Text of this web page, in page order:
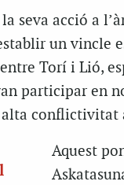
seva acció a
un vincle
Torí i Lió,
participar en
alta conflictivitat
Aquest